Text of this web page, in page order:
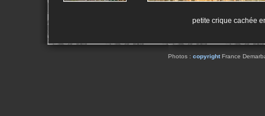
petite crique cachée
Photos : copyrightFrance